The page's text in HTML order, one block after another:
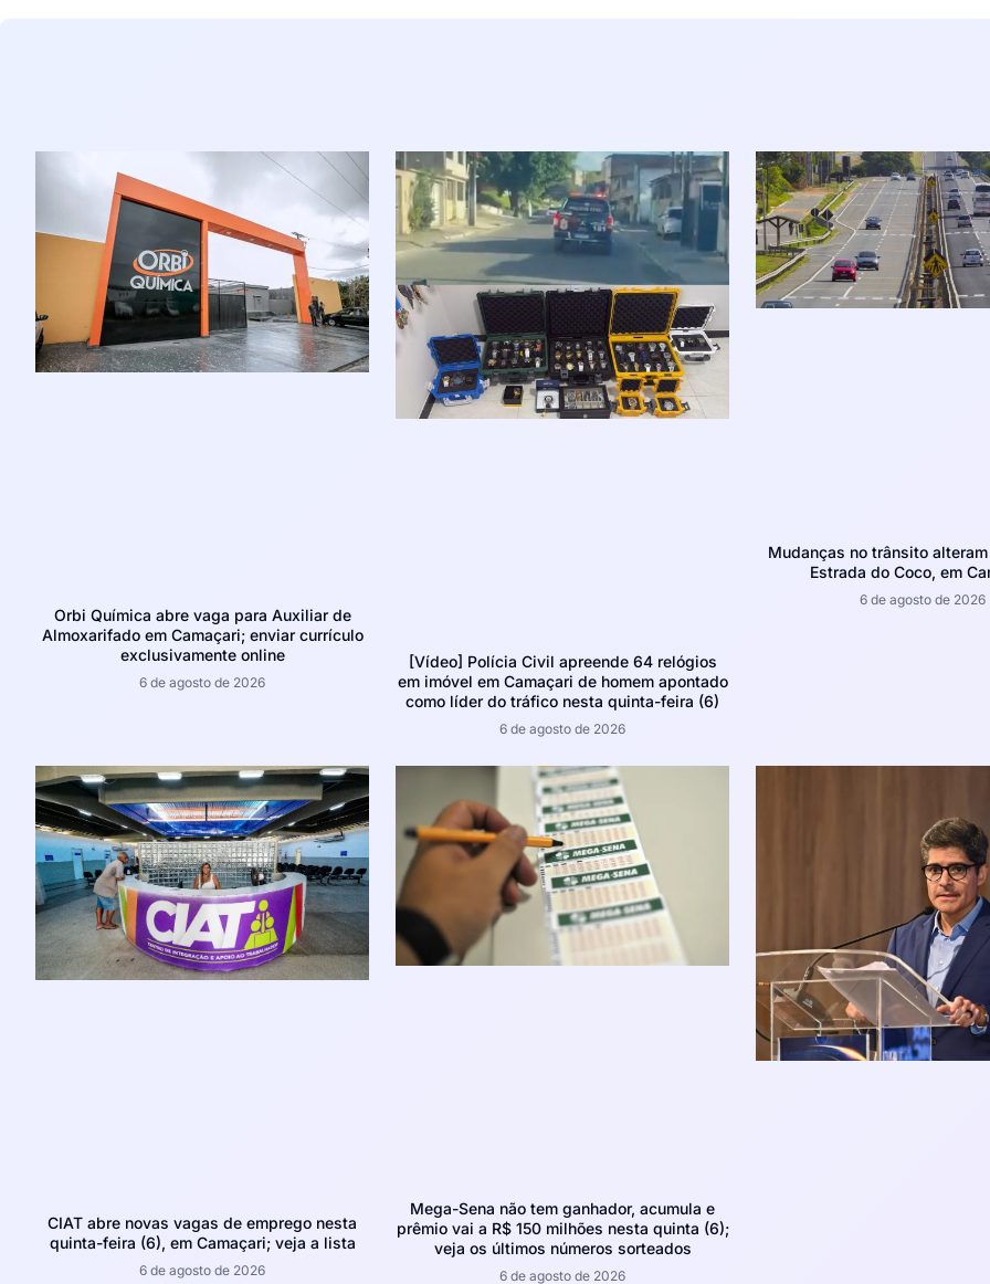
Orbi Química abre vaga para Auxiliar de
Almoxarifado em Camaçari; enviar currículo
exclusivamente online
6 de agosto de 2026
[Vídeo] Polícia Civil apreende 64 relógios
em imóvel em Camaçari de homem apontado
como líder do tráfico nesta quinta-feira (6)
6 de agosto de 2026
Mudanças no trânsito
Estrada do Coco, em
6 de agosto de 2026
CIAT abre novas vagas de emprego nesta
quinta-feira (6), em Camaçari; veja a lista
6 de agosto de 2026
Mega-Sena não tem ganhador, acumula e
prêmio vai a R$ 150 milhões nesta quinta (6);
veja os últimos números sorteados
6 de agosto de 2026